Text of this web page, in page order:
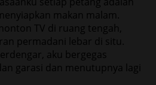
makan malam.
TV di ruang tengah,
permadani lebar di situ.
aku bergegas
garasi dan menutupnya lagi